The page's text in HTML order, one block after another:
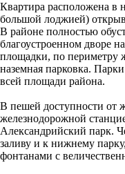
Квартира расположена в
большой лоджией)
В районе полностью
благоустроенном дворе
площадки, по периметру
наземная парковка.
всей площади района.
В пешей доступности от
железнодорожной
Александрийский парк.
заливу и к нижнему
фонтанами с